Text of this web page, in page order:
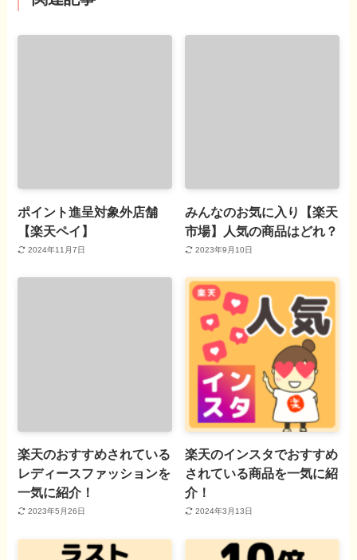
ポイント進呈対象外店舗
【楽天ペイ】
2024年11月7日
みんなのお気に入り【楽天
市場】人気の商品はどれ？
2023年9月10日
楽天のおすすめされている
レディースファッションを
一気に紹介！
2023年5月26日
楽天のインスタでおすすめ
されている商品を一気に紹
介！
2024年3月13日